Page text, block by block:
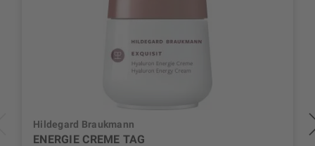
Hildegard Braukmann
ENERGIE CREME TAG